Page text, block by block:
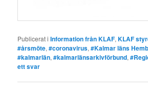
Publicerat i Information från KLAF,KLAF
#årsmöte,#coronavirus,#Kalmar läns
#kalmarlän,#kalmarlänsarkivförbund,
ett svar